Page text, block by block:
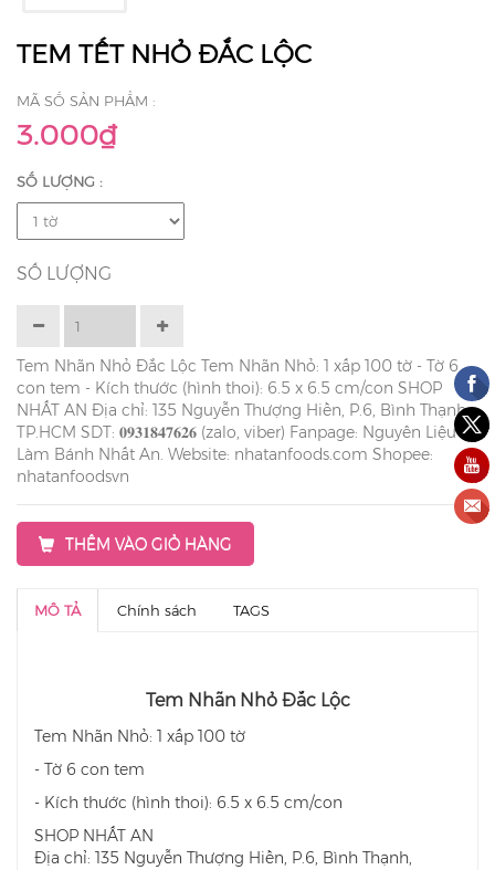
TEM TẾT NHỎ ĐẮC LỘC
MÃ SỐ SẢN PHẨM :
3.000₫
SỐ LƯỢNG :
SỐ LƯỢNG
Tem Nhãn Nhỏ Đắc Lộc Tem Nhãn Nhỏ: 1 xấp 100 tờ - Tờ 6
con tem - Kích thước (hình thoi): 6.5 x 6.5 cm/con SHOP
NHẤT AN Địa chỉ: 135 Nguyễn Thượng Hiền, P.6, Bình Thạnh,
TP.HCM SDT: 𝟎𝟗𝟑𝟏𝟖𝟒𝟕𝟔𝟐𝟔 (zalo, viber) Fanpage: Nguyên Liệu
Làm Bánh Nhất An. Website: nhatanfoods.com Shopee:
nhatanfoodsvn
THÊM VÀO GIỎ HÀNG
MÔ TẢ Chính sách TAGS
Tem Nhãn Nhỏ Đắc Lộc
Tem Nhãn Nhỏ: 1 xấp 100 tờ
- Tờ 6 con tem
- Kích thước (hình thoi): 6.5 x 6.5 cm/con
SHOP NHẤT AN
Địa chỉ: 135 Nguyễn Thượng Hiền, P.6, Bình Thạnh,